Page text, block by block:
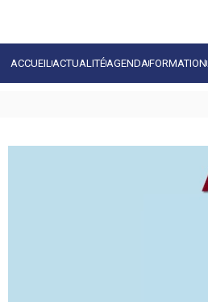
ACCUEIL ACTUALITÉAGENDAFORMATION